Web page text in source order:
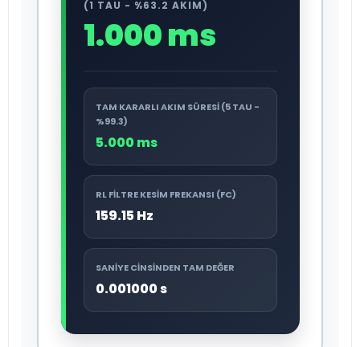
(1 TAU - %63.2 AKIM)
1.000 ms
TAM KARARLI AKIM SÜRESI (5 TAU -
%99.3)
5.000 ms
RL FILTRE KESIM FREKANSI (FC)
159.15 Hz
SANIYE CINSINDEN TAM DEĞER
0.001000 s